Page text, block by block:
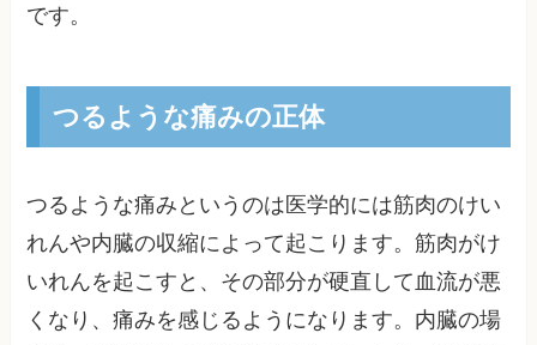
です。
つるような痛みの正体
つるような痛みというのは医学的には筋肉のけい
れんや内臓の収縮によって起こります。筋肉がけ
いれんを起こすと、その部分が硬直して血流が悪
くなり、痛みを感じるようになります。内臓の場